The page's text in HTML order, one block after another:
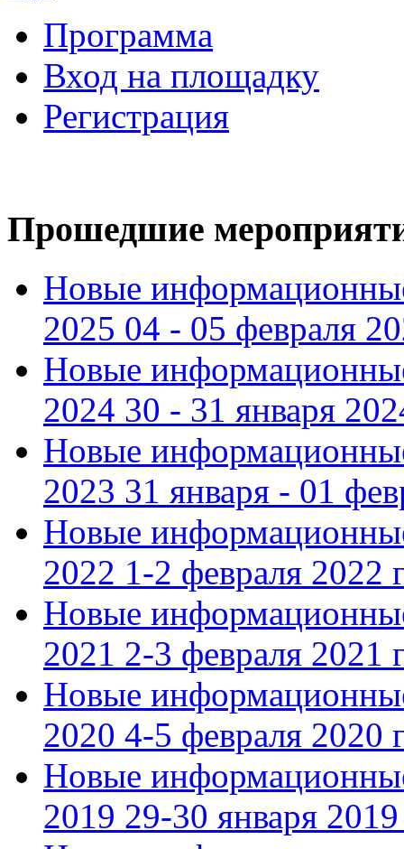
Программа
Вход на площадку
Регистрация
Прошедшие
Новые
2025 04 - 05 февраля
Новые
2024 30 - 31 января
Новые
2023 31 января - 01
Новые
2022 1-2 февраля 2022
Новые
2021 2-3 февраля 2021
Новые
2020 4-5 февраля 2020
Новые
2019 29-30 января 2019